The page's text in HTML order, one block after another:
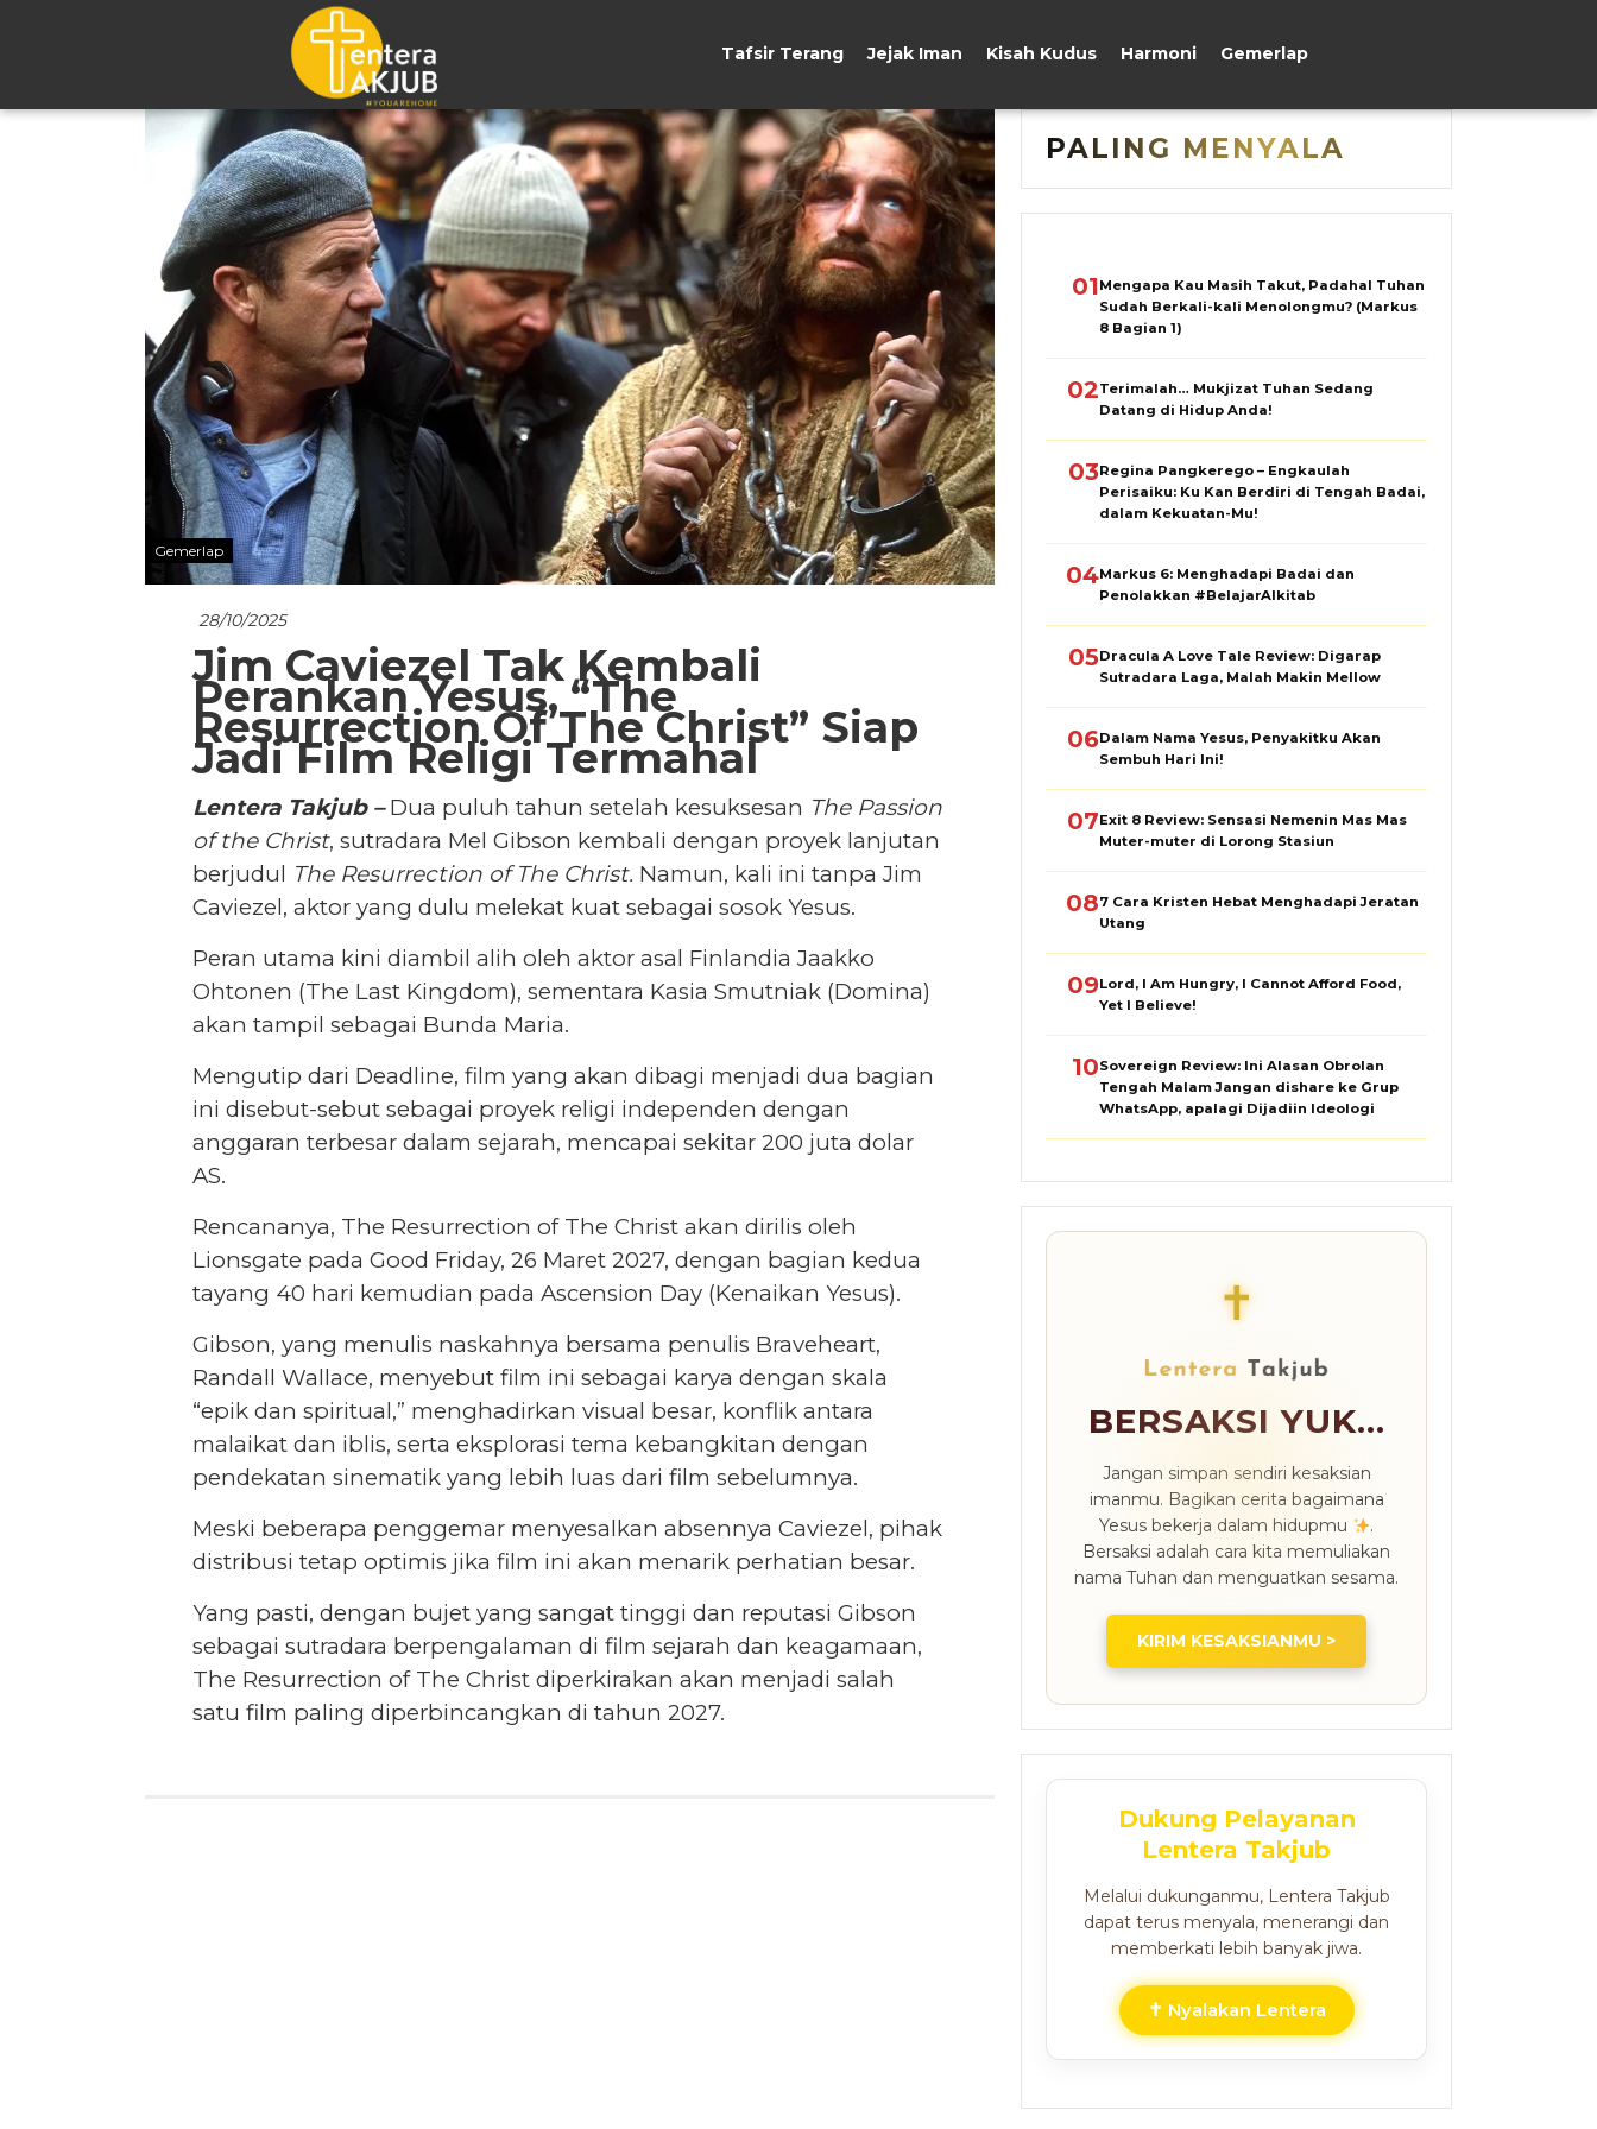
Tafsir Terang Jejak Iman Kisah Kudus Harmoni Gemerlap
Lompat
Gemerlap
28/10/2025
Jim Caviezel Tak Kembali
Perankan Yesus, “The
Resurrection Of The Christ” Siap
Jadi Film Religi Termahal
Lentera Takjub – Dua puluh tahun setelah kesuksesan The Passion
of the Christ, sutradara Mel Gibson kembali dengan proyek lanjutan
berjudul The Resurrection of The Christ. Namun, kali ini tanpa Jim
Caviezel, aktor yang dulu melekat kuat sebagai sosok Yesus.
Peran utama kini diambil alih oleh aktor asal Finlandia Jaakko
Ohtonen (The Last Kingdom), sementara Kasia Smutniak (Domina)
akan tampil sebagai Bunda Maria.
Mengutip dari Deadline, film yang akan dibagi menjadi dua bagian
ini disebut-sebut sebagai proyek religi independen dengan
anggaran terbesar dalam sejarah, mencapai sekitar 200 juta dolar
AS.
Rencananya, The Resurrection of The Christ akan dirilis oleh
Lionsgate pada Good Friday, 26 Maret 2027, dengan bagian kedua
tayang 40 hari kemudian pada Ascension Day (Kenaikan Yesus).
Gibson, yang menulis naskahnya bersama penulis Braveheart,
Randall Wallace, menyebut film ini sebagai karya dengan skala
“epik dan spiritual,” menghadirkan visual besar, konflik antara
malaikat dan iblis, serta eksplorasi tema kebangkitan dengan
pendekatan sinematik yang lebih luas dari film sebelumnya.
Meski beberapa penggemar menyesalkan absennya Caviezel, pihak
distribusi tetap optimis jika film ini akan menarik perhatian besar.
Yang pasti, dengan bujet yang sangat tinggi dan reputasi Gibson
sebagai sutradara berpengalaman di film sejarah dan keagamaan,
The Resurrection of The Christ diperkirakan akan menjadi salah
satu film paling diperbincangkan di tahun 2027.
PALING MENYALA
01Mengapa Kau Masih Takut, Padahal Tuhan
Sudah Berkali-kali Menolongmu? (Markus
8 Bagian 1)
02Terimalah… Mukjizat Tuhan Sedang
Datang di Hidup Anda!
03Regina Pangkerego – Engkaulah
Perisaiku: Ku Kan Berdiri di Tengah Badai,
dalam Kekuatan-Mu!
04Markus 6: Menghadapi Badai dan
Penolakkan #BelajarAlkitab
05Dracula A Love Tale Review: Digarap
Sutradara Laga, Malah Makin Mellow
06Dalam Nama Yesus, Penyakitku Akan
Sembuh Hari Ini!
07Exit 8 Review: Sensasi Nemenin Mas Mas
Muter-muter di Lorong Stasiun
087 Cara Kristen Hebat Menghadapi Jeratan
Utang
09Lord, I Am Hungry, I Cannot Afford Food,
Yet I Believe!
10Sovereign Review: Ini Alasan Obrolan
Tengah Malam Jangan dishare ke Grup
WhatsApp, apalagi Dijadiin Ideologi
✝
BERSAKSI YUK...
Jangan simpan sendiri kesaksian
imanmu. Bagikan cerita bagaimana
Yesus bekerja dalam hidupmu
.
Bersaksi adalah cara kita memuliakan
nama Tuhan dan menguatkan sesama.
KIRIM KESAKSIANMU >
Dukung Pelayanan
Lentera Takjub
Melalui dukunganmu, Lentera Takjub
dapat terus menyala, menerangi dan
memberkati lebih banyak jiwa.
✝ Nyalakan Lentera